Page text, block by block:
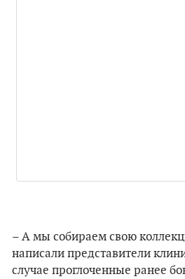
– А мы собираем свою
написали представители
случае проглоченные ранее